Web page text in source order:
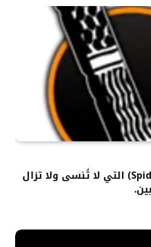
أفضل نهايات (Spider-Man) التي لا تُنسى ولا تزال